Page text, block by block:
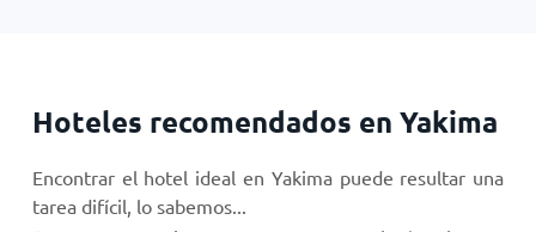
Hoteles recomendados en Yakima
Encontrar el hotel ideal en Yakima puede resultar una
tarea difícil, lo sabemos...